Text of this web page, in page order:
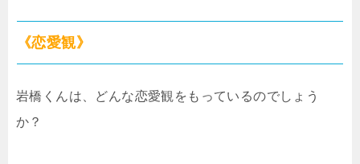
《恋愛観》
岩橋くんは、どんな恋愛観をもっているのでしょう
か？